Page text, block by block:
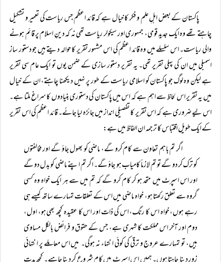
پاکستان کے بعض اہلِ علم و فکر کا خیال ہے کہ قائد اعظم جس ریاست کی تعمیر و تشکیل
چاہتے تھے وہ ایک جدید قومی، جمہوری اور سیکولر ریاست تھی نہ کہ دینِ اسلام پر قائم ہونے
والی ریاست۔ اس سلسلے میں وہ قائد اعظم کی اس مشہور تقریر کا حوالہ دیتے ہیں جو دستور ساز
اسمبلی میں ان کی پہلی تقریر تھی۔ یہ تقریر دستور سازی کے ضمن یوں تو ایک عام سی تقریر
ہے لیکن وہ لوگ جو پاکستان کو اسلامی ریاست کے طور پر نہیں دیکھنا چاہتے، ان کے خیال
میں یہ تقریر اس لحاظ سے اہم ہے کہ اس میں پاکستان کی دستوری بنیادوں کا سراغ ملتا ہے۔
اس لیے ضروری ہے کہ اس تقریر کا تفصیلی انداز میں جائزہ لیا جائے۔ قائد اعظم کی اس تقریر
کے ایک طویل اقتباس کا ترجمہ ان الفاظ میں ہے:
اگر تم باہم تعاون سے کام کرو گے، ماضی کو بھول جاؤ گے اور مخالفتوں
کو ترک کر دو گے تو تم لازماً‌ کامیاب ہو جاؤ گے۔ اگر تم اپنے ماضی کو بدل دو گے
اور اس اسپرٹ میں متحد ہو کر کام کرو گے کہ تم میں سے ہر ایک خواہ وہ کسی
گروہ سے تعلق رکھتا ہو، خواہ ماضی میں اس کے تعلقات تمہارے ساتھ کیسے ہی
رہے ہوں، خواہ اس کا رنگ، اس کی ذات اور اس کا عقیدہ کچھ بھی ہو، اول،
دوم اور آخر اس مملکت کا شہری ہے، جس کے حقوق و فرائض بالکل مساوی
ہیں، تو تمہارے عروج و ترقی کی کوئی انتہاء نہ ہوگی۔ میں اس معاملے پر انتہائی